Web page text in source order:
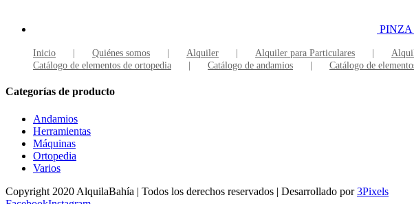
Inicio Quiénes somos Alquiler Alquiler para Particulares
Catálogo de elementos de ortopedia
Catálogo de andamios Catálogo de
Categorías de producto
Andamios
Herramientas
Máquinas
Ortopedia
Varios
Copyright 2020 AlquilaBahía | Todos los derechos reservados | Desarrollado por3Pixels